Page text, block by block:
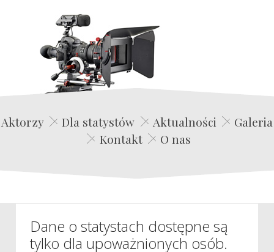
Edwin Film Agencja Aktorska
Aktorzy Dla statystów Aktualności
Galeria
Kontakt
O nas
Dane o statystach dostępne są
tylko dla upoważnionych osób.